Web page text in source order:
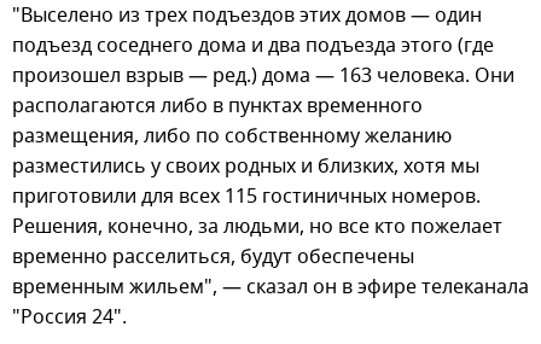
"Выселено из трех подъездов этих домов — один
подъезд соседнего дома и два подъезда этого (где
произошел взрыв — ред.) дома — 163 человека. Они
располагаются либо в пунктах временного
размещения, либо по собственному желанию
разместились у своих родных и близких, хотя мы
приготовили для всех 115 гостиничных номеров.
Решения, конечно, за людьми, но все кто пожелает
временно расселиться, будут обеспечены
временным жильем", — сказал он в эфире телеканала
"Россия 24".